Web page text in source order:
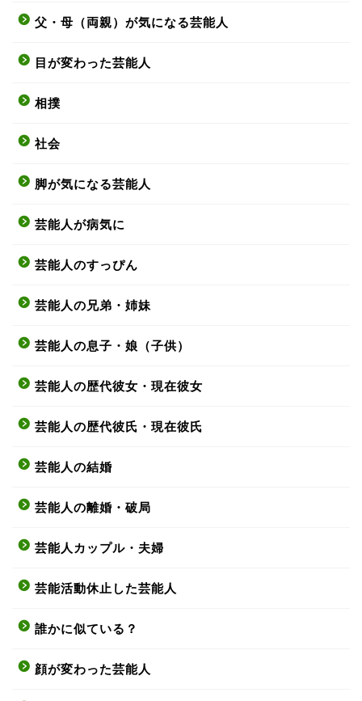
父・母（両親）が気になる芸能人
目が変わった芸能人
相撲
社会
脚が気になる芸能人
芸能人が病気に
芸能人のすっぴん
芸能人の兄弟・姉妹
芸能人の息子・娘（子供）
芸能人の歴代彼女・現在彼女
芸能人の歴代彼氏・現在彼氏
芸能人の結婚
芸能人の離婚・破局
芸能人カップル・夫婦
芸能活動休止した芸能人
誰かに似ている？
顔が変わった芸能人